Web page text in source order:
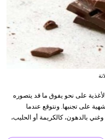
على نحو يفوق ما قد يتصوره
على تجنبها. ونتوقع عندما
بالدهون، كالكريمة أو الحليب،